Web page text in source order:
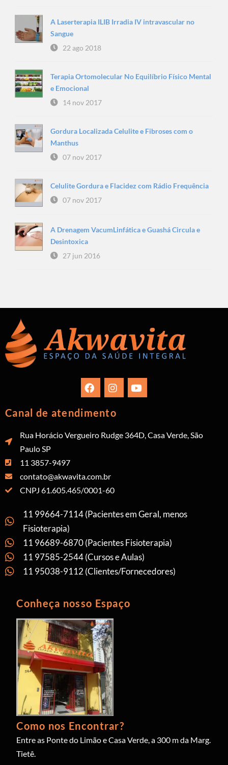
A Laserterapia ILIB Irradia IV intravascular no
Sangue
22 ago 2018
Terapia Ortomolecular No Equilíbrio Físico Mental
e Emocional
14 nov 2017
Gordura Localizada Celulite e Fibroses com o
Manthus
07 nov 2017
Celulite Gordura e Flacidez com Rádio Frequência
07 nov 2017
A Drenagem VacumLinfática e Guashá Circula e
Desintoxica
27 jun 2016
Canal de atendimento
Rua Horácio Vergueiro Rudge 364D, Casa Verde, São
Paulo SP
11 3857-9497
contato@akwavita.com.br
CNPJ 61.605.465/0001-60
11 99664-7114 (Pacientes em Geral, menos
Fisioterapia)
11 96689-6870 (Pacientes Fisioterapia)
11 97585-2544 (Cursos e Aulas)
11 95038-9112 (Clientes/Fornecedores)
Conheça nosso Espaço
Como nos Encontrar?
Entre as Ponte do Limão e Casa Verde, a 300 m da Marg.
Tietê.